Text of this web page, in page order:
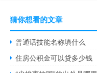
猜你想看的文章
普通话技能名称填什么
住房公积金可以贷多少钱